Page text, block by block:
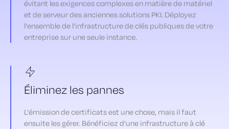
évitant les exigences complexes en matière de matériel
et de serveur des anciennes solutions PKI. Déployez
l'ensemble de l'infrastructure de clés publiques de votre
entreprise sur une seule instance.
Éliminez les pannes
L'émission de certificats est une chose, mais il faut
ensuite les gérer. Bénéficiez d'une infrastructure à clé